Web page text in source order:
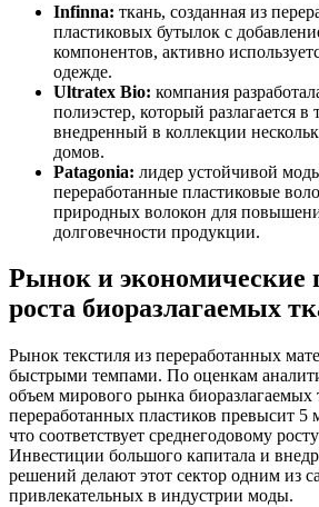
Infinna: ткань, созданная из
пластиковых бутылок с
компонентов, активно
одежде.
Ultratex Bio: компания
полиэстер, который разлагается в
внедренный в коллекции
домов.
Patagonia: лидер устойчивой
переработанные пластиковые
природных волокон для
долговечности продукции.
Рынок и экономические
роста биоразлагаемых
Рынок текстиля из переработанных
быстрыми темпами. По оценкам
объем мирового рынка биоразлагаемых
переработанных пластиков превысит 5
что соответствует среднегодовому
Инвестиции большого капитала и
решений делают этот сектор одним из
привлекательных в индустрии моды.